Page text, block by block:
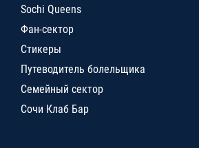
Sochi Queens
Фан-сектор
Стикеры
Путеводитель болельщика
Семейный сектор
Сочи Клаб Бар